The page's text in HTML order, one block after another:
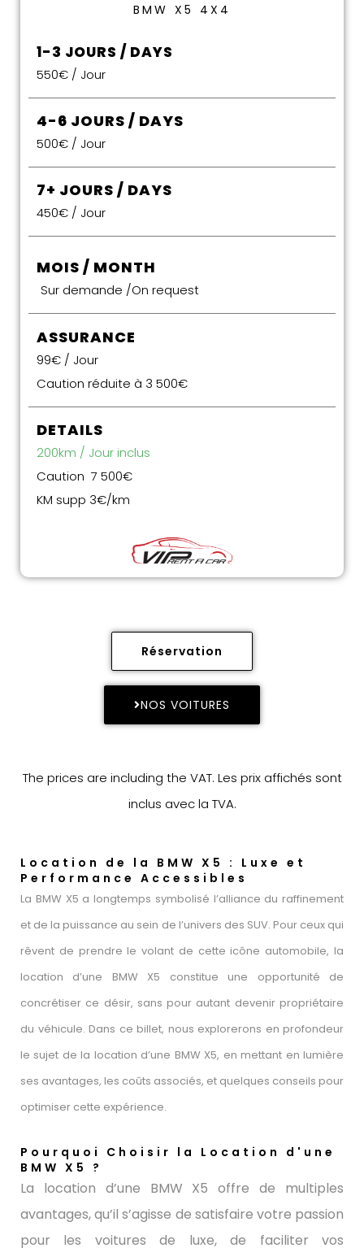
BMW X5 4X4
1-3 JOURS / DAYS
550€ / Jour
4-6 JOURS / DAYS
500€ / Jour
7+ JOURS / DAYS
450€ / Jour
MOIS / MONTH
Sur demande /On request
ASSURANCE
99€ / Jour
Caution réduite à 3 500€
DETAILS
200km / Jour inclus
Caution 7 500€
KM supp 3€/km
Réservation
NOS VOITURES
The prices are including the VAT. Les prix affichés sont
inclus avec la TVA.
Location de la BMW X5 : Luxe et
Performance Accessibles
La BMW X5 a longtemps symbolisé l’alliance du raffinement
et de la puissance au sein de l’univers des SUV. Pour ceux qui
rêvent de prendre le volant de cette icône automobile, la
location d’une BMW X5 constitue une opportunité de
concrétiser ce désir, sans pour autant devenir propriétaire
du véhicule. Dans ce billet, nous explorerons en profondeur
le sujet de la location d’une BMW X5, en mettant en lumière
ses avantages, les coûts associés, et quelques conseils pour
optimiser cette expérience.
Pourquoi Choisir la Location d'une
BMW X5 ?
La location d’une BMW X5 offre de multiples
avantages, qu’il s’agisse de satisfaire votre passion
pour les voitures de luxe, de faciliter vos